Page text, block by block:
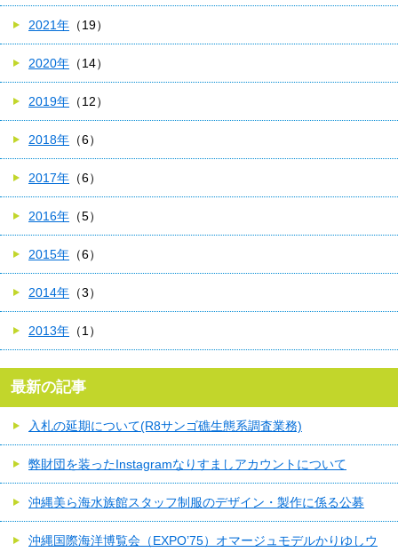
2021年 （19）
2020年 （14）
2019年 （12）
2018年 （6）
2017年 （6）
2016年 （5）
2015年 （6）
2014年 （3）
2013年 （1）
最新の記事
入札の延期について(R8サンゴ礁生態系調査業務)
弊財団を装ったInstagramなりすましアカウントについて
沖縄美ら海水族館スタッフ制服のデザイン・製作に係る公募
沖縄国際海洋博覧会（EXPO’75）オマージュモデルかりゆしウ